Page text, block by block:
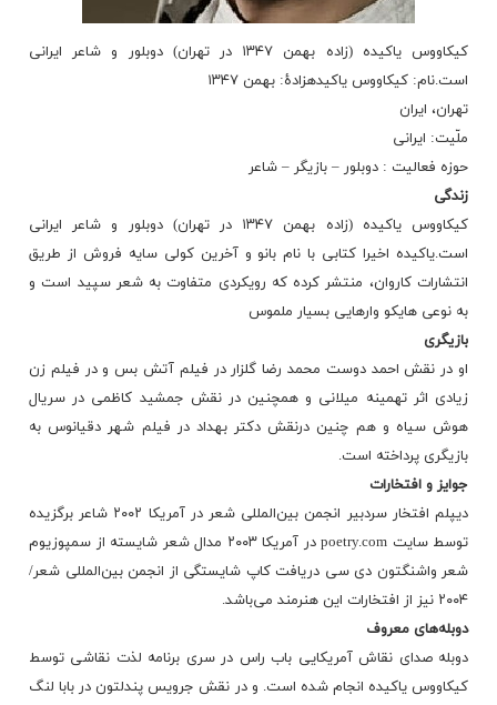
کیکاووس یاکیده (زاده بهمن ۱۳۴۷ در تهران) دوبلور و شاعر ایرانی
است.نام: کیکاووس یاکیدهزادهٔ: بهمن ۱۳۴۷
تهران، ایران
ملّیت: ایرانی
حوزه فعالیت : دوبلور – بازیگر – شاعر
زندگی
کیکاووس یاکیده (زاده بهمن ۱۳۴۷ در تهران) دوبلور و شاعر ایرانی
است.یاکیده اخیرا کتابی با نام بانو و آخرین کولی سایه فروش از طریق
انتشارات کاروان، منتشر کرده که رویکردی متفاوت به شعر سپید است و
به نوعی هایکو وارهایی بسیار ملموس
بازیگری
او در نقش احمد دوست محمد رضا گلزار در فیلم آتش بس و در فیلم زن
زیادی اثر تهمینه میلانی و همچنین در نقش جمشید کاظمی در سریال
هوش سیاه و هم چنین درنقش دکتر بهداد در فیلم شهر دقیانوس به
بازیگری پرداخته است.
جوایز و افتخارات
دیپلم افتخار سردبیر انجمن بین‌المللی شعر در آمریکا ۲۰۰۲ شاعر برگزیده
توسط سایت poetry.com در آمریکا ۲۰۰۳ مدال شعر شایسته از سمپوزیوم
شعر واشنگتون دی سی دریافت کاپ شایستگی از انجمن بین‌المللی شعر/
۲۰۰۴ نیز از افتخارات این هنرمند می‌باشد.
دوبله‌های معروف
دوبله صدای نقاش آمریکایی باب راس در سری برنامه لذت نقاشی توسط
کیکاووس یاکیده انجام شده است. و در نقش جرویس پندلتون در بابا لنگ